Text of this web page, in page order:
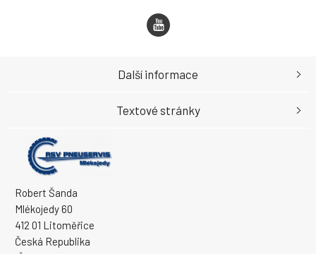
Robert Šanda
Mlékojedy 60
412 01 Litoměřice
Česká Republika
Další informace
Textové stránky